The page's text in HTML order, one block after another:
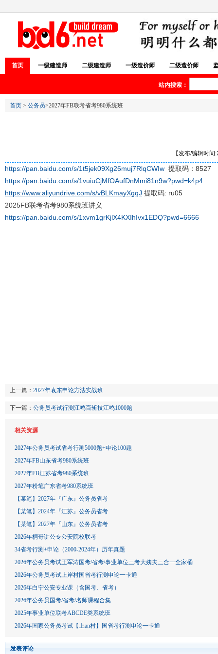
首页 一级建造师 二级建造师 一级造价师 二级造价师
站内搜索：
首页 > 公务员>2027年FB联考省考980系统班
【发布/编辑时
https://pan.baidu.com/s/1t5jek09Xg26muj7RlqCWIw 提取码：8527
https://pan.baidu.com/s/1vuiuCjMfOAufDnMmi81n9w?pwd=k4p4
https://www.aliyundrive.com/s/vBLKmayXgqJ 提取码: ru05
2025FB联考省考980系统班讲义
https://pan.baidu.com/s/1xvm1grKjlX4KXIhIvx1EDQ?pwd=6666
上一篇： 2027年袁东申论方法实战班
下一篇： 公务员考试行测江鸣百斩技江鸣1000题
相关资源
2027年公务员考试省考行测5000题+申论100题
2027年FB山东省考980系统班
2027年FB江苏省考980系统班
2027年粉笔广东省考980系统班
【某笔】2027年『广东』公务员省考
【某笔】2024年『江苏』公务员省考
【某笔】2027年『山东』公务员省考
2026年桐哥讲公专公安院校联考
34省考行测+申论（2000-2024年）历年真题
2026年公务员考试王军涛国考/省考/事业单位三考大姨夫三合一全家桶
2026年公务员考试上岸村国省考行测申论一卡通
2026年白宁公安专业课（含国考、省考）
2026年公务员国考/省考/名师课程合集
2025年事业单位联考ABCDE类系统班
2026年国家公务员考试【上an村】国省考行测申论一卡通
发表评论